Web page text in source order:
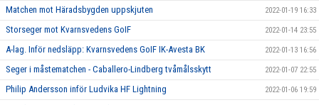
Matchen mot Häradsbygden uppskjuten 2022-01-19 16:33
Storseger mot Kvarnsvedens GoIF 2022-01-14 23:55
A-lag. Inför nedsläpp: Kvarnsvedens GoIF IK-Avesta BK 2022-01-13 16:56
Seger i måstematchen - Caballero-Lindberg tvåmålsskytt 2022-01-07 22:55
Philip Andersson inför Ludvika HF Lightning 2022-01-06 19:59